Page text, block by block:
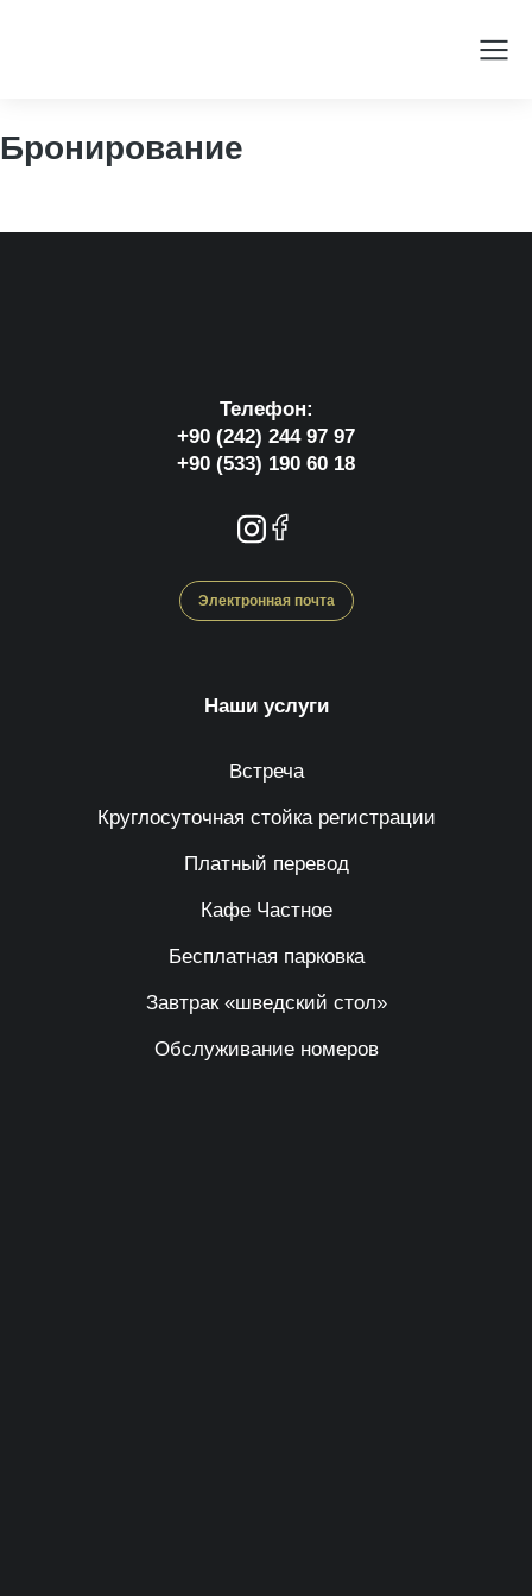
Бронирование
Телефон:
+90 (242) 244 97 97
+90 (533) 190 60 18
Электронная почта
Наши услуги
Встреча
Круглосуточная стойка регистрации
Платный перевод
Кафе Частное
Бесплатная парковка
Завтрак «шведский стол»
Обслуживание номеров